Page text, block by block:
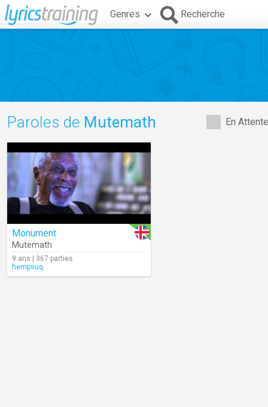
Genres Recherche
En
Paroles de Mutemath
Monument
Mutemath
9 ans | 367 parties
hempsuq